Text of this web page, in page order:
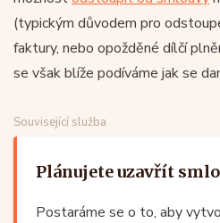
(typickým důvodem pro
faktury, nebo opožděné dílčí
se však blíže podíváme jak se
Související služba
Plánujete uzavřít
Postaráme se o to, aby